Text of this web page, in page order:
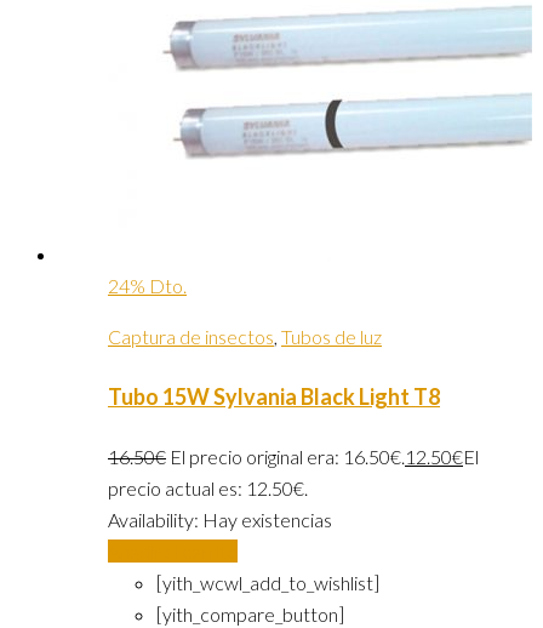
24% Dto.
Captura de insectos, Tubos de luz
Tubo 15W Sylvania Black Light T8
16.50€ El precio original era: 16.50€.12.50€El
precio actual es: 12.50€.
Availability: Hay existencias
[yith_wcwl_add_to_wishlist]
[yith_compare_button]